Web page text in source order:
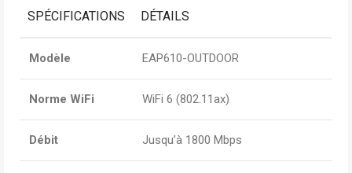
SPÉCIFICATIONS DÉTAILS
Modèle EAP610-OUTDOOR
Norme WiFi WiFi 6 (802.11ax)
Débit Jusqu’à 1800 Mbps